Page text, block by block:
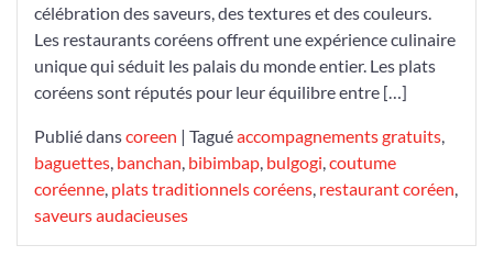
célébration des saveurs, des textures et des couleurs.
Les restaurants coréens offrent une expérience culinaire
unique qui séduit les palais du monde entier. Les plats
coréens sont réputés pour leur équilibre entre […]
Publié danscoreen | Taguéaccompagnements gratuits,
baguettes, banchan, bibimbap, bulgogi,coutume
coréenne, plats traditionnels coréens, restaurant coréen,
saveurs audacieuses